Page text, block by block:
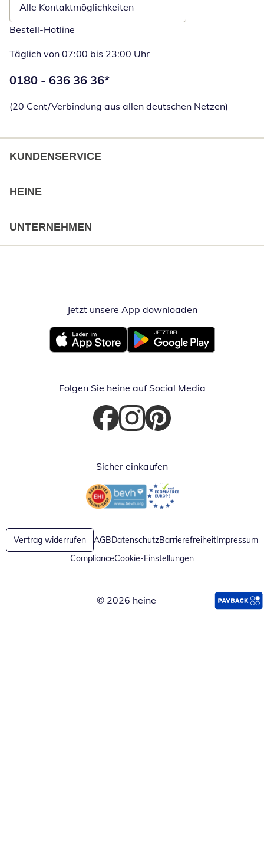
Alle Kontaktmöglichkeiten
Bestell-Hotline
Täglich von 07:00 bis 23:00 Uhr
Telefonnummer:
0180 - 636 36 36*
(20 Cent/Verbindung aus allen deutschen Netzen)
KUNDENSERVICE
HEINE
UNTERNEHMEN
Jetzt unsere App downloadenÖffnet in
Öffnet in neuem FensterÖffnet in neuem Fenster
Folgen Sie heine auf Social Media
Öffnet in neuem Fenster
Öffnet in neuem Fenster
Öffnet in neuem Fenster
Sicher einkaufen
Öffnet in neuem FensterÖffnet in neuem Fenster
Vertrag widerrufen AGBDatenschutzBarrierefreiheitImpressum
ComplianceCookie-Einstellungen
© 2026 heine